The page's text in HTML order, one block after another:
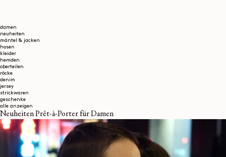
damen
neuheiten
mäntel & jacken
hosen
kleider
hemden
oberteilen
röcke
denim
jersey
strickwaren
geschenke
alle anzeigen
Neuheiten Prêt-à-Porter für Damen